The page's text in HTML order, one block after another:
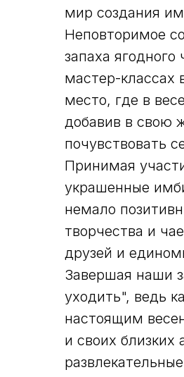
мир создания
Неповторимое
запаха
мастер-
место, где в
добавив в свою
почувствовать
Принимая
украшенные
немало
творчества и
друзей и
Завершая наши
уходить", ведь
настоящим
и своих близких